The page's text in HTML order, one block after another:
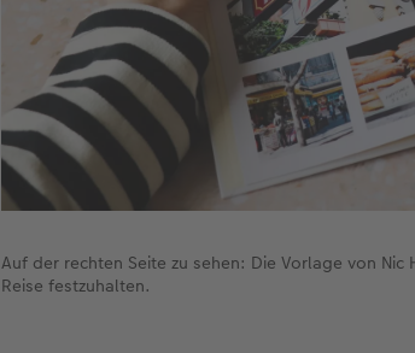
Auf der rechten Seite zu sehen: Die Vorlage von
Reise festzuhalten.